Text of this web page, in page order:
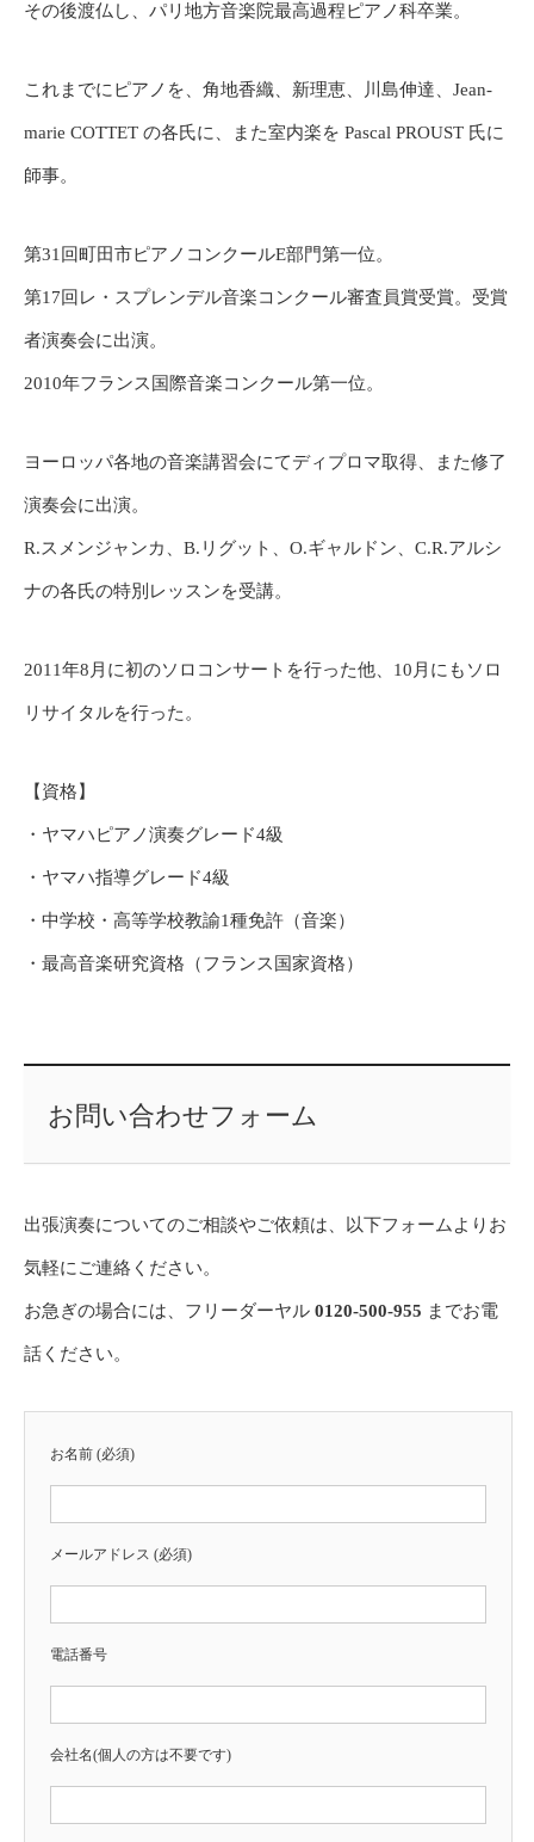
その後渡仏し、パリ地方音楽院最高過程ピアノ科卒業。
これまでにピアノを、角地香織、新理恵、川島伸達、Jean-
marie COTTET の各氏に、また室内楽を Pascal PROUST 氏に
師事。
第31回町田市ピアノコンクールE部門第一位。
第17回レ・スプレンデル音楽コンクール審査員賞受賞。受賞
者演奏会に出演。
2010年フランス国際音楽コンクール第一位。
ヨーロッパ各地の音楽講習会にてディプロマ取得、また修了
演奏会に出演。
R.スメンジャンカ、B.リグット、O.ギャルドン、C.R.アルシ
ナの各氏の特別レッスンを受講。
2011年8月に初のソロコンサートを行った他、10月にもソロ
リサイタルを行った。
【資格】
・ヤマハピアノ演奏グレード4級
・ヤマハ指導グレード4級
・中学校・高等学校教諭1種免許（音楽）
・最高音楽研究資格（フランス国家資格）
お問い合わせフォーム
出張演奏についてのご相談やご依頼は、以下フォームよりお
気軽にご連絡ください。
お急ぎの場合には、フリーダーヤル 0120-500-955 までお電
話ください。
お名前 (必須)
メールアドレス (必須)
電話番号
会社名(個人の方は不要です)